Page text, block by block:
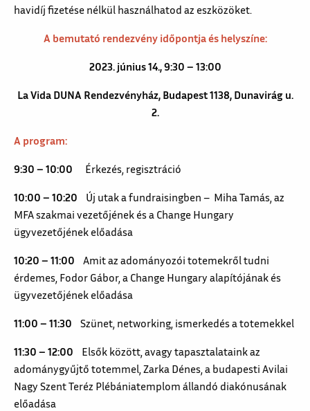
havidíj fizetése nélkül használhatod az eszközöket.
A bemutató rendezvény időpontja és helyszíne:
2023. június 14., 9:30 – 13:00
La Vida DUNA Rendezvényház, Budapest 1138, Dunavirág u.
2.
A program:
9:30 – 10:00 Érkezés, regisztráció
10:00 – 10:20 Új utak a fundraisingben – Miha Tamás, az
MFA szakmai vezetőjének és a Change Hungary
ügyvezetőjének előadása
10:20 – 11:00 Amit az adományozói totemekről tudni
érdemes, Fodor Gábor, a Change Hungary alapítójának és
ügyvezetőjének előadása
11:00 – 11:30 Szünet, networking, ismerkedés a totemekkel
11:30 – 12:00 Elsők között, avagy tapasztalataink az
adománygyűjtő totemmel, Zarka Dénes, a budapesti Avilai
Nagy Szent Teréz Plébániatemplom állandó diakónusának
előadása